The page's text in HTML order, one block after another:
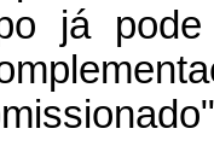
já